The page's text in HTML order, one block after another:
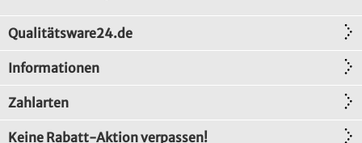
Qualitätsware24.de
Informationen
Zahlarten
Keine Rabatt-Aktion verpassen!